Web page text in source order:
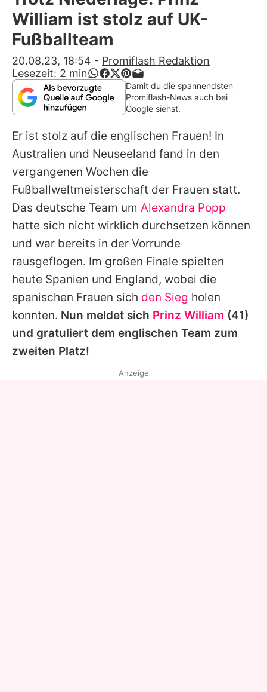
Alle Themen auf Promiflash
App runterladen
Team
Redaktionelle Richtlinien
Impressum
Datenschutzerklärung
Nutzungsbedingungen
Utiq verwalten
William ist stolz auf UK-
Fußballteam
20.08.23, 18:54 - Promiflash Redaktion
Lesezeit: 2 min
Damit du die spannendsten
Promiflash-News auch bei
Google siehst.
Er ist stolz auf die englischen Frauen! In
Australien und Neuseeland fand in den
vergangenen Wochen die
Fußballweltmeisterschaft der Frauen statt.
Das deutsche Team um Alexandra Popp
hatte sich nicht wirklich durchsetzen können
und war bereits in der Vorrunde
rausgeflogen. Im großen Finale spielten
heute Spanien und England, wobei die
spanischen Frauen sich den Sieg holen
konnten. Nun meldet sich Prinz William (41)
und gratuliert dem englischen Team zum
zweiten Platz!
Anzeige